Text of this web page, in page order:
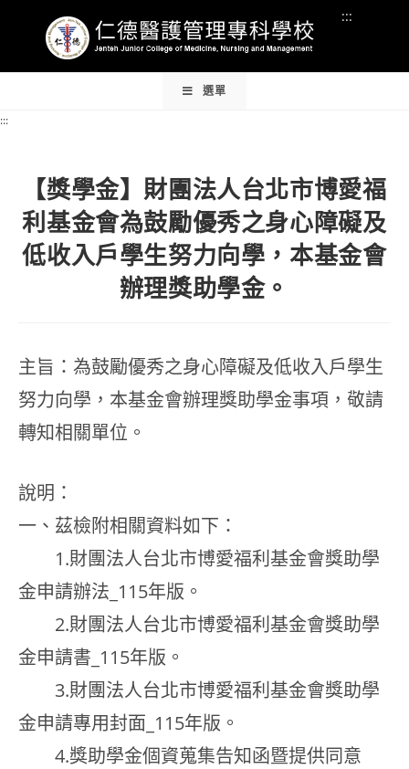
:::
:::
選單
:::
【獎學金】財團法人台北市博愛福
利基金會為鼓勵優秀之身心障礙及
低收入戶學生努力向學，本基金會
辦理獎助學金。
主旨：為鼓勵優秀之身心障礙及低收入戶學生
努力向學，本基金會辦理獎助學金事項，敬請
轉知相關單位。
說明：
一、茲檢附相關資料如下：
1.財團法人台北市博愛福利基金會獎助學
金申請辦法_115年版。
2.財團法人台北市博愛福利基金會獎助學
金申請書_115年版。
3.財團法人台北市博愛福利基金會獎助學
金申請專用封面_115年版。
4.獎助學金個資蒐集告知函暨提供同意